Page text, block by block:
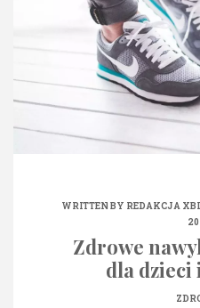
WRITTEN BY REDAKCJA
Zdrowe
dla